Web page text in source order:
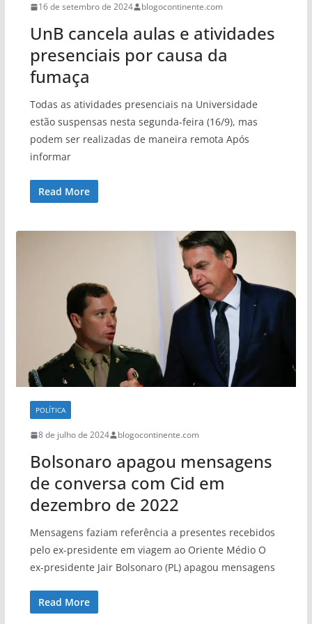
16 de setembro de 2024 blogocontinente.com
UnB cancela aulas e atividades
presenciais por causa da
fumaça
Todas as atividades presenciais na Universidade
estão suspensas nesta segunda-feira (16/9), mas
podem ser realizadas de maneira remota Após
informar
Read More
POLÍTICA
8 de julho de 2024 blogocontinente.com
Bolsonaro apagou mensagens
de conversa com Cid em
dezembro de 2022
Mensagens faziam referência a presentes recebidos
pelo ex-presidente em viagem ao Oriente Médio O
ex-presidente Jair Bolsonaro (PL) apagou mensagens
Read More